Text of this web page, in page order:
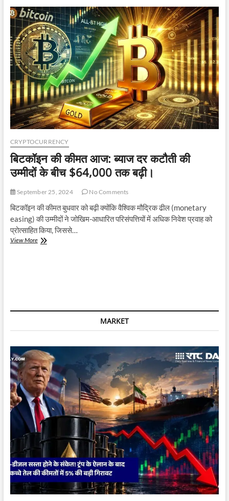
आज:
पेरोल्स
उत्साह
और
चुनावी
दृष्टिकोण
पर
$63k
पर
बढ़ी।
CRYPTOCURRENCY
बिटकॉइन की कीमत आज: ब्याज दर कटौती की
उम्मीदों के बीच $64,000 तक बढ़ी।
September 25, 2024 No Comments
बिटकॉइन की कीमत बुधवार को बढ़ी क्योंकि वैश्विक मौद्रिक ढील (monetary
easing) की उम्मीदों ने जोखिम-आधारित परिसंपत्तियों में अधिक निवेश प्रवाह को
प्रोत्साहित किया, जिससे…
View Moreबिटकॉइन
उम्मीदों
बीच
तक
बढ़ी।
MARKET